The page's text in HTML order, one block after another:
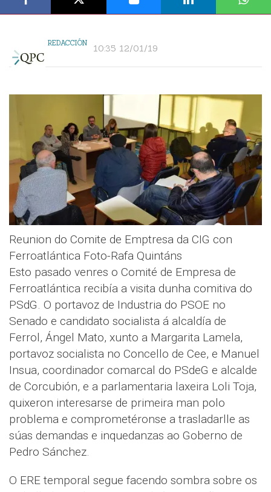
REDACCIÓN 10:35 12/01/19
Reunion do Comite de Emptresa da CIG con
Ferroatlántica Foto-Rafa Quintáns
Esto pasado venres o Comité de Empresa de
Ferroatlántica recibía a visita dunha comitiva do
PSdG. O portavoz de Industria do PSOE no
Senado e candidato socialista á alcaldía de
Ferrol, Ángel Mato, xunto a Margarita Lamela,
portavoz socialista no Concello de Cee, e Manuel
Insua, coordinador comarcal do PSdeG e alcalde
de Corcubión, e a parlamentaria laxeira Loli Toja,
quixeron interesarse de primeira man polo
problema e comprometéronse a trasladarlle as
súas demandas e inquedanzas ao Goberno de
Pedro Sánchez.
O ERE temporal segue facendo sombra sobre os